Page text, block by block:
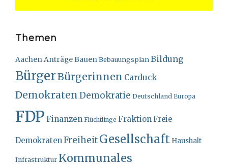
Themen
AachenAnträgeBauenBebauungsplanBildung
BürgerBürgerinnen Carduck
DemokratenDemokratie Deutschland Europa
FDP Finanzen Flüchtlinge FraktionFreie
DemokratenFreiheitGesellschaft Haushalt
Infrastruktur Kommunales